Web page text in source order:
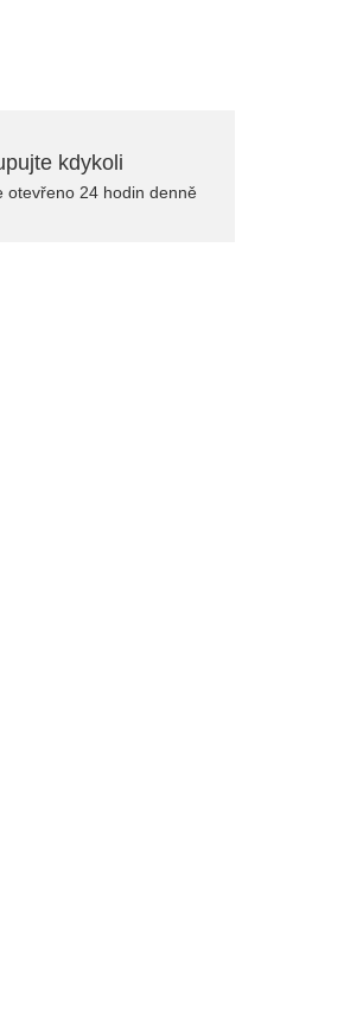
kdykoli
otevřeno 24 hodin denně